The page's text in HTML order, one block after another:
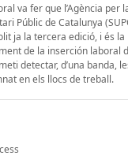
va fer que l’Agència
Públic de Catalunya
ja la tercera edició, i és
de la inserción
detectar, d’una banda,
en els llocs de treball.